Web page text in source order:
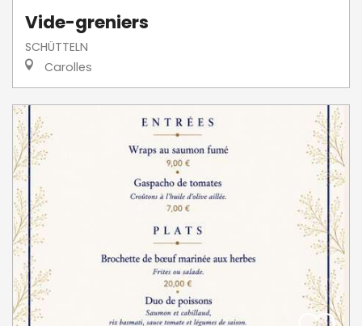
Vide-greniers
SCHÜTTELN
Carolles